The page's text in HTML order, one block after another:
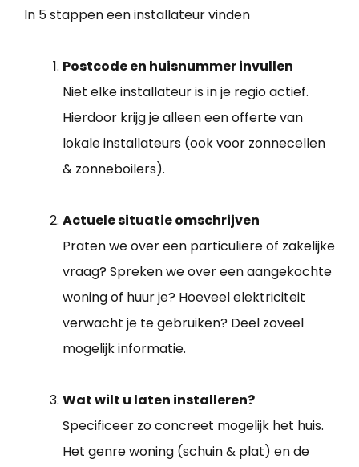
In 5 stappen een installateur vinden
Postcode en huisnummer invullen
Niet elke installateur is in je regio actief.
Hierdoor krijg je alleen een offerte van
lokale installateurs (ook voor zonnecellen
& zonneboilers).
Actuele situatie omschrijven
Praten we over een particuliere of zakelijke
vraag? Spreken we over een aangekochte
woning of huur je? Hoeveel elektriciteit
verwacht je te gebruiken? Deel zoveel
mogelijk informatie.
Wat wilt u laten installeren?
Specificeer zo concreet mogelijk het huis.
Het genre woning (schuin & plat) en de